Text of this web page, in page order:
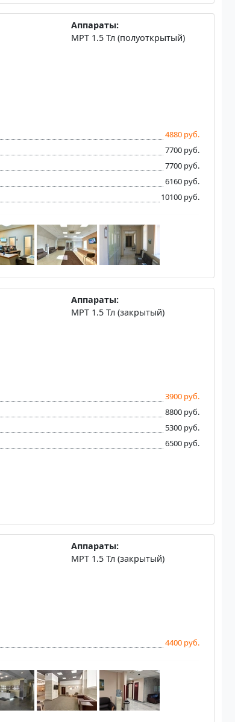
Аппараты:
МРТ 1.5 Тл (полуоткрытый)
4880 руб.
7700 руб.
7700 руб.
6160 руб.
10100 руб.
Аппараты:
МРТ 1.5 Тл (закрытый)
3900 руб.
8800 руб.
5300 руб.
6500 руб.
Аппараты:
МРТ 1.5 Тл (закрытый)
4400 руб.